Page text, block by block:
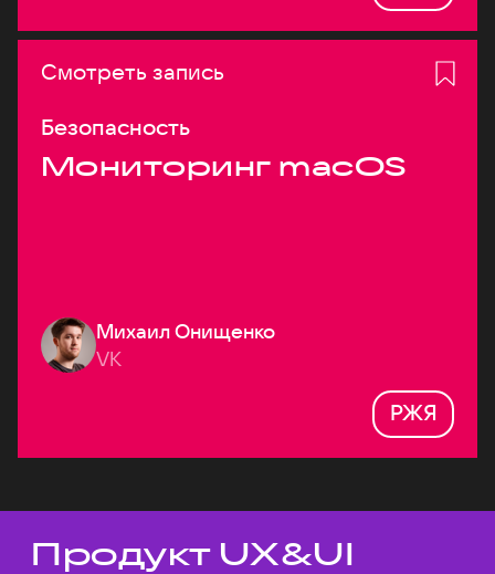
Смотреть запись
Безопасность
Мониторинг macOS
Михаил Онищенко
VK
РЖЯ
Темы докладов
Продукт UX&UI